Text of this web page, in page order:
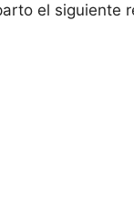
el siguiente